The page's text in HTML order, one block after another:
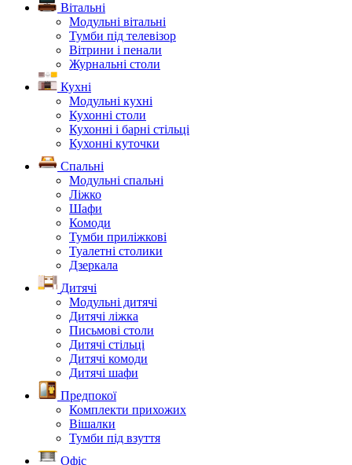
Вітальні
Модульні вітальні
Тумби під телевізор
Вітрини і пенали
Журнальні столи
Кухні
Модульні кухні
Кухонні столи
Кухонні і барні стільці
Кухонні куточки
Спальні
Модульні спальні
Ліжко
Шафи
Комоди
Тумби приліжкові
Туалетні столики
Дзеркала
Дитячі
Модульні дитячі
Дитячі ліжка
Письмові столи
Дитячі стільці
Дитячі комоди
Дитячі шафи
Предпокої
Комплекти прихожих
Вішалки
Тумби під взуття
Офіс